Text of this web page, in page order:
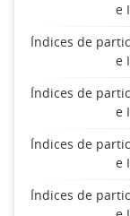
e
Índices de
e
Índices de
e
Índices de
e
Índices de